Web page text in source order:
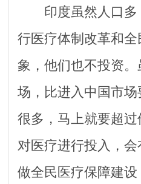
印度虽然人口多
行医疗体制改革和
象，他们也不投资
场，比进入中国市
很多，马上就要超
对医疗进行投入，
做全民医疗保障建